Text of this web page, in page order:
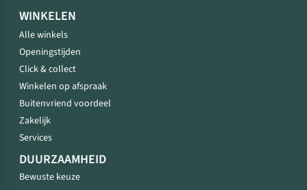
WINKELEN
Alle winkels
Openingstijden
Click & collect
Winkelen op afspraak
Buitenvriend voordeel
Zakelijk
Services
DUURZAAMHEID
Bewuste keuze